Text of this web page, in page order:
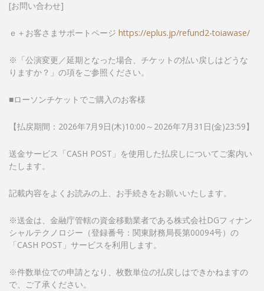
[お問い合わせ]
ｅ＋お客さまサポートページ https://eplus.jp/refund2-toiawase/
※「公演変更／延期となった場合、チケットの払い戻しはどうな
りますか？」の項をご参照ください。
■ローソンチケットでご購入のお客様
【払戻期間：2026年7月9日(木)10:00～2026年7月31日(金)23:59】
送金サービス「CASH POST」を使用した払戻しについてご案内い
たします。
記載内容をよくお読みの上、お手続きをお願いいたします。
※送金は、金融庁管轄の資金移動業者である株式会社DGフィナン
シャルテクノロジー（登録番号：関東財務局長第00094号）の
「CASH POST」サービスを利用します。
※件数単位での申請となり、枚数単位の払戻しはできかねますの
で、ご了承ください。